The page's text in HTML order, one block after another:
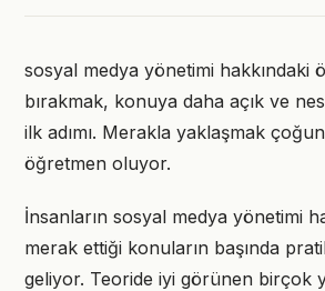
sosyal medya yönetimi hakkındaki
bırakmak, konuya daha açık ve
ilk adımı. Merakla yaklaşmak
öğretmen oluyor.
İnsanların sosyal medya yönetimi
merak ettiği konuların başında
geliyor. Teoride iyi görünen birçok